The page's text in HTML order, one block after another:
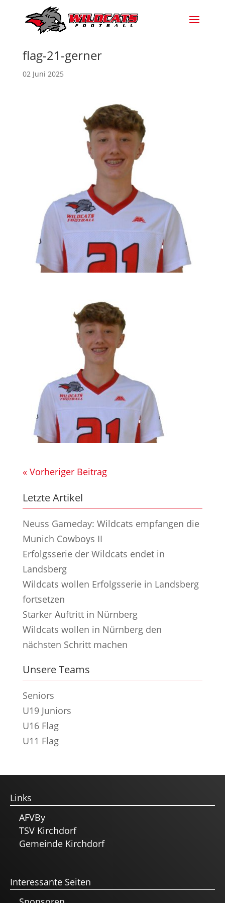
flag-21-gerner
02 Juni 2025
« Vorheriger Beitrag
Letzte Artikel
Neuss Gameday: Wildcats empfangen die
Munich Cowboys II
Erfolgsserie der Wildcats endet in
Landsberg
Wildcats wollen Erfolgsserie in Landsberg
fortsetzen
Starker Auftritt in Nürnberg
Wildcats wollen in Nürnberg den
nächsten Schritt machen
Unsere Teams
Seniors
U19 Juniors
U16 Flag
U11 Flag
Links
AFVBy
TSV Kirchdorf
Gemeinde Kirchdorf
Interessante Seiten